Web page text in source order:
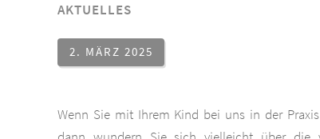
AKTUELLES
2. MÄRZ 2025
Wenn Sie mit Ihrem Kind bei uns in der